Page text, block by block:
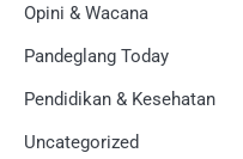
Opini & Wacana
Pandeglang Today
Pendidikan & Kesehatan
Uncategorized